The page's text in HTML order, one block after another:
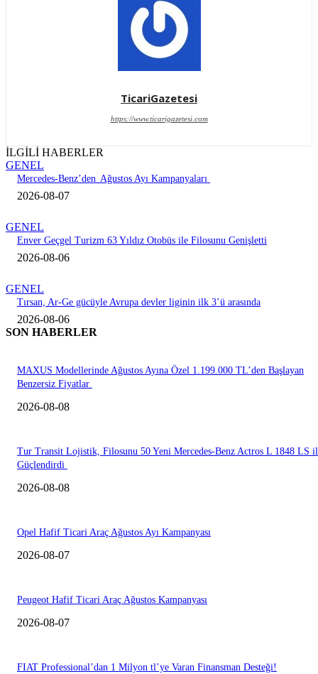
TicariGazetesi
https://www.ticarigazetesi.com
İLGİLİ HABERLER
GENEL
Mercedes-Benz’den Ağustos Ayı Kampanyaları
2026-08-07
GENEL
Enver Geçgel Turizm 63 Yıldız Otobüs ile Filosunu Genişletti
2026-08-06
GENEL
Tırsan, Ar-Ge gücüyle Avrupa devler liginin ilk 3’ü arasında
2026-08-06
SON HABERLER
MAXUS Modellerinde Ağustos Ayına Özel 1.199.000 TL’den Başlayan
Benzersiz Fiyatlar
2026-08-08
Tur Transit Lojistik, Filosunu 50 Yeni Mercedes-Benz Actros L 1848 LS
Güçlendirdi
2026-08-08
Opel Hafif Ticari Araç Ağustos Ayı Kampanyası
2026-08-07
Peugeot Hafif Ticari Araç Ağustos Kampanyası
2026-08-07
FIAT Professional’dan 1 Milyon tl’ye Varan Finansman Desteği!